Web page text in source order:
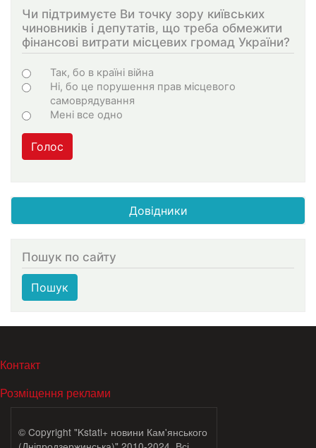
Чи підтримуєте Ви точку зору київських
чиновників і депутатів, що треба обмежити
фінансові витрати місцевих громад України?
Варіанти
Так, бо в країні війна
Ні, бо це порушення прав місцевого
самоврядування
Мені все одно
Голос
Довідники
Пошук по сайту
Пошук
МЕНЮ В ПОДВАЛЕ
Контакт
Розміщення реклами
© Copyright "Kstati+ новини Кам'янського